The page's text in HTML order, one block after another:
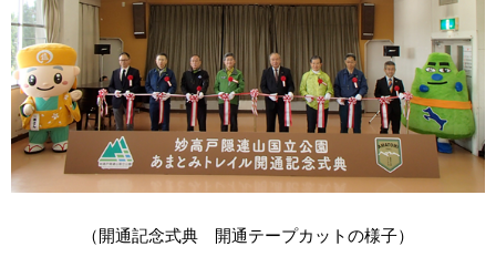
（開通記念式典 開通テープカットの様子）